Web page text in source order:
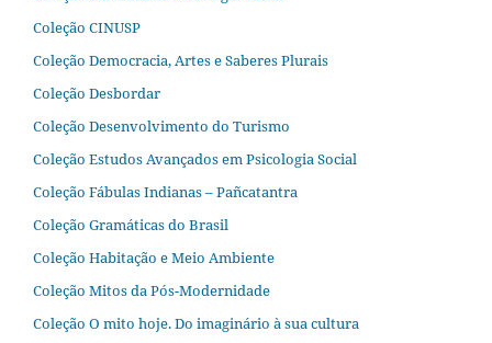
Coleção CINUSP
Coleção Democracia, Artes e Saberes Plurais
Coleção Desbordar
Coleção Desenvolvimento do Turismo
Coleção Estudos Avançados em Psicologia Social
Coleção Fábulas Indianas – Pañcatantra
Coleção Gramáticas do Brasil
Coleção Habitação e Meio Ambiente
Coleção Mitos da Pós-Modernidade
Coleção O mito hoje. Do imaginário à sua cultura